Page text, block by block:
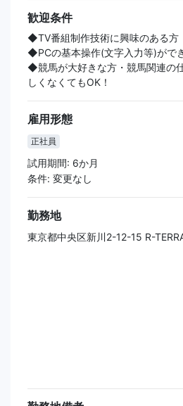
歓迎条件
◆TV番組制作技術に興味のある方
◆PCの基本操作(文字入力等)がで
◆競馬が大好きな方・競馬関連の
しくなくてもOK！
雇用形態
正社員
試用期間: 6か月
条件: 変更なし
勤務地
東京都中央区新川2-12-15 R-